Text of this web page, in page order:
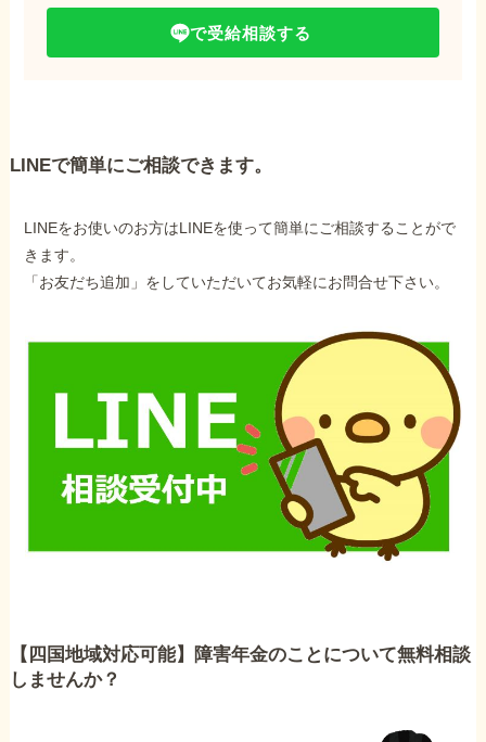
で受給相談する
LINEで簡単にご相談できます。
LINEをお使いのお方はLINEを使って簡単にご相談することがで
きます。
「お友だち追加」をしていただいてお気軽にお問合せ下さい。
【四国地域対応可能】障害年金のことについて無料相談
しませんか？